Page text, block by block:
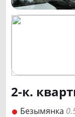
2-к.
Безымянка